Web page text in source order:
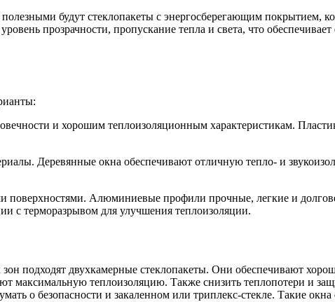
будут стеклопакеты с энергосберегающим покрытием,
прозрачности, пропускание тепла и света, что
и хорошим теплоизоляционным характеристикам.
Деревянные окна обеспечивают отличную тепло- и
Алюминиевые профили прочные, легкие и
с терморазрывом для улучшения теплоизоляции.
подходят двухкамерные стеклопакеты. Они обеспечивают
теплоизоляцию. Также снизить теплопотери и
о безопасности и закаленном или триплекс-стекле. Такие окна